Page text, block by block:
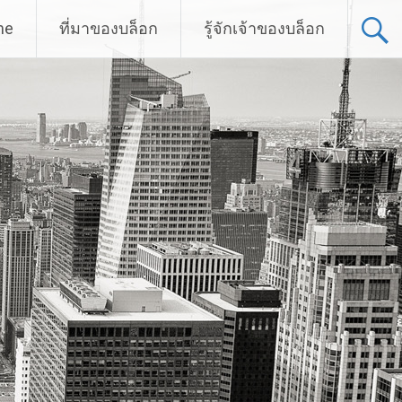
ที่มาของบล็อก รู้จักเจ้าของบล็อก